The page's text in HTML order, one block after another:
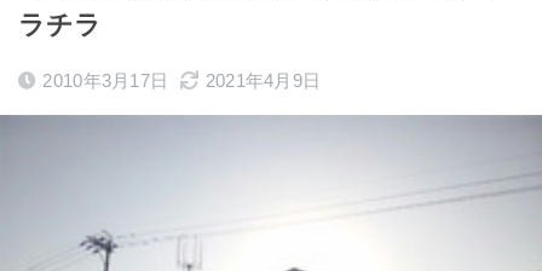
ラチラ
2010年3月17日 2021年4月9日